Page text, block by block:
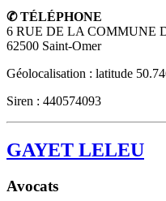
✆ TÉLÉPHONE
6 RUE DE LA COMMUNE
62500 Saint-Omer
Géolocalisation : latitude
Siren : 440574093
GAYET LELEU
Avocats